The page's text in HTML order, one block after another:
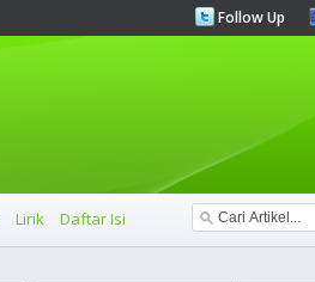
Follow Up
Lirik Daftar Isi